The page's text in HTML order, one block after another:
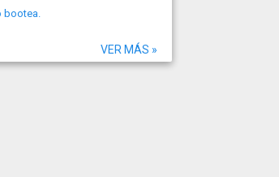
bootea.
VER MÁS »